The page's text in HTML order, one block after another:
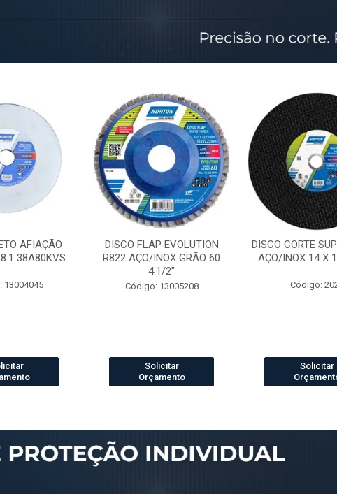
AFIAÇÃO
38A80KVS
13004045
DISCO FLAP EVOLUTION
R822 AÇO/INOX GRÃO 60
4.1/2"
Código: 13005208
Solicitar
Orçamento
DISCO CORTE
AÇO/INOX 14 X
Código:
Solicitar